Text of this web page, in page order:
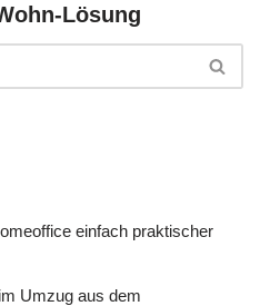
Lösung
einfach praktischer
Umzug aus dem